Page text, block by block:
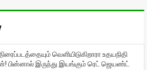
திரைப்படத்தையும் வெளியிடுகிறாரா உதயநிதி
பின்னால் இருந்து இயங்கும் ரெட் ஜெயண்ட்